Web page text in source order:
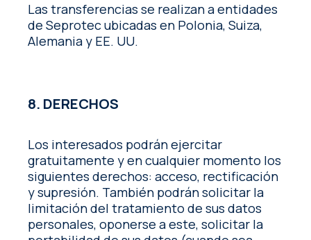
Las transferencias se realizan a entidades
de Seprotec ubicadas en Polonia, Suiza,
Alemania y EE. UU.
8. DERECHOS
Los interesados podrán ejercitar
gratuitamente y en cualquier momento los
siguientes derechos: acceso, rectificación
y supresión. También podrán solicitar la
limitación del tratamiento de sus datos
personales, oponerse a este, solicitar la